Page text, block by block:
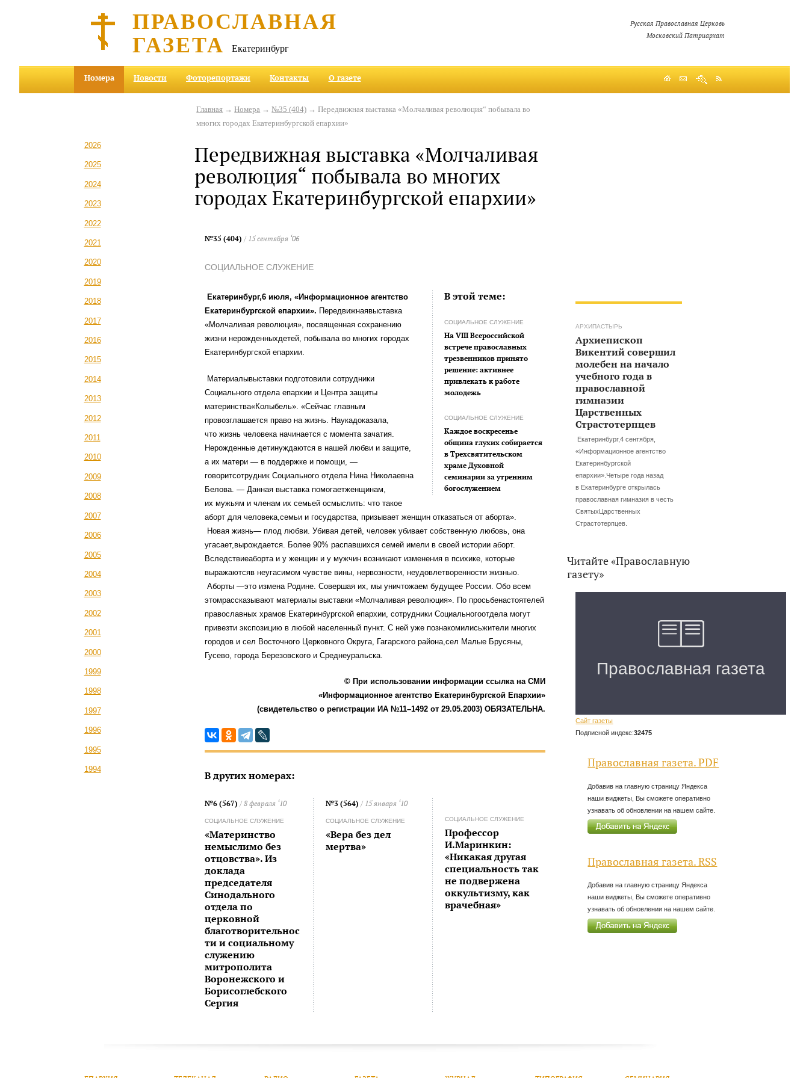
ПРАВОСЛАВНАЯ
ГАЗЕТА Екатеринбург
Русская Православная Церковь
Московский Патриархат
Номера Новости Фоторепортажи Контакты О газете
2026
2025
2024
2023
2022
2021
2020
2019
2018
2017
2016
2015
2014
2013
2012
2011
2010
2009
2008
2007
2006
2005
2004
2003
2002
2001
2000
1999
1998
1997
1996
1995
1994
Главная →Номера →№35 (404) → Передвижная выставка «Молчаливая революция“ побывала во
многих городах Екатеринбургской епархии»
Передвижная выставка «Молчаливая
революция“ побывала во многих
городах Екатеринбургской епархии»
№35 (404) / 15 сентября ‘06
СОЦИАЛЬНОЕ СЛУЖЕНИЕ
В этой теме:
СОЦИАЛЬНОЕ СЛУЖЕНИЕ
На VIII Всероссийской
встрече православных
трезвенников принято
решение: активнее
привлекать к работе
молодежь
СОЦИАЛЬНОЕ СЛУЖЕНИЕ
Каждое воскресенье
община глухих собирается
в Трехсвятительском
храме Духовной
семинарии за утренним
богослужением
Екатеринбург,6 июля, «Информационное агентство
Екатеринбургской епархии». Передвижнаявыставка
«Молчаливая революция», посвященная сохранению
жизни нерожденныхдетей, побывала во многих городах
Екатеринбургской епархии.
Материалывыставки подготовили сотрудники
Социального отдела епархии и Центра защиты
материнства«Колыбель». «Сейчас главным
провозглашается право на жизнь. Наукадоказала,
что жизнь человека начинается с момента зачатия.
Нерожденные детинуждаются в нашей любви и защите,
а их матери — в поддержке и помощи, —
говоритсотрудник Социального отдела Нина Николаевна
Белова. — Данная выставка помогаетженщинам,
их мужьям и членам их семьей осмыслить: что такое
аборт для человека,семьи и государства, призывает женщин отказаться от аборта».
Новая жизнь— плод любви. Убивая детей, человек убивает собственную любовь, она
угасает,вырождается. Более 90% распавшихся семей имели в своей истории аборт.
Вследствиеаборта и у женщин и у мужчин возникают изменения в психике, которые
выражаютсяв неугасимом чувстве вины, нервозности, неудовлетворенности жизнью.
Аборты —это измена Родине. Совершая их, мы уничтожаем будущее России. Обо всем
этомрассказывают материалы выставки «Молчаливая революция». По просьбенастоятелей
православных храмов Екатеринбургской епархии, сотрудники Социальногоотдела могут
привезти экспозицию в любой населенный пункт. С ней уже познакомилисьжители многих
городов и сел Восточного Церковного Округа, Гагарского района,сел Малые Брусяны,
Гусево, города Березовского и Среднеуральска.
© При использовании информации ссылка на СМИ
«Информационное агентство Екатеринбургской Епархии»
(свидетельство о регистрации ИА №11–1492 от 29.05.2003) ОБЯЗАТЕЛЬНА.
В других номерах:
№6 (567) / 8 февраля ‘10
СОЦИАЛЬНОЕ СЛУЖЕНИЕ
«Материнство
немыслимо без
отцовства». Из
доклада
председателя
Синодального
отдела по
церковной
благотворительнос
ти и социальному
служению
митрополита
Воронежского и
Борисоглебского
Сергия
№3 (564) / 15 января ‘10
СОЦИАЛЬНОЕ СЛУЖЕНИЕ
«Вера без дел
мертва»
СОЦИАЛЬНОЕ СЛУЖЕНИЕ
Профессор
И.Маринкин:
«Никакая другая
специальность так
не подвержена
оккультизму, как
врачебная»
АРХИПАСТЫРЬ
Архиепископ
Викентий совершил
молебен на начало
учебного года в
православной
гимназии
Царственных
Страстотерпцев
Екатеринбург,4 сентября,
«Информационное агентство
Екатеринбургской
епархии».Четыре года назад
в Екатеринбурге открылась
православная гимназия в честь
СвятыхЦарственных
Страстотерпцев.
Читайте «Православную
газету»
Сайт газеты
Подписной индекс:32475
Православная газета. PDF
Добавив на главную страницу Яндекса
наши виджеты, Вы сможете оперативно
узнавать об обновлении на нашем сайте.
Православная газета. RSS
Добавив на главную страницу Яндекса
наши виджеты, Вы сможете оперативно
узнавать об обновлении на нашем сайте.